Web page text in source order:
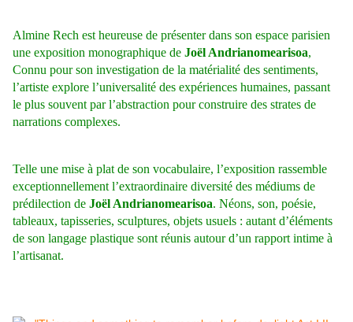
Almine Rech est heureuse de présenter dans son espace parisien
une exposition monographique de Joël Andrianomearisoa,
Connu pour son investigation de la matérialité des sentiments,
l’artiste explore l’universalité des expériences humaines, passant
le plus souvent par l’abstraction pour construire des strates de
narrations complexes.
Telle une mise à plat de son vocabulaire, l’exposition rassemble
exceptionnellement l’extraordinaire diversité des médiums de
prédilection de Joël Andrianomearisoa. Néons, son, poésie,
tableaux, tapisseries, sculptures, objets usuels : autant d’éléments
de son langage plastique sont réunis autour d’un rapport intime à
l’artisanat.